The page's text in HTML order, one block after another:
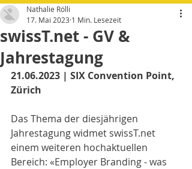
swissT.net - GV &
Jahrestagung
Nathalie Rölli
17. Mai 2023 1 Min. Lesezeit
21.06.2023 | SIX Convention Point,
Zürich
Das Thema der diesjährigen
Jahrestagung widmet swissT.net
einem weiteren hochaktuellen
Bereich: «Employer Branding - was